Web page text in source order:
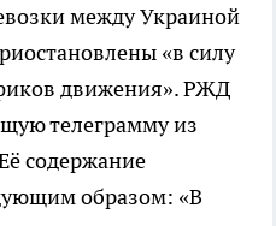
между Украиной
«в силу
движения». РЖД
телеграмму из
содержание
образом: «В